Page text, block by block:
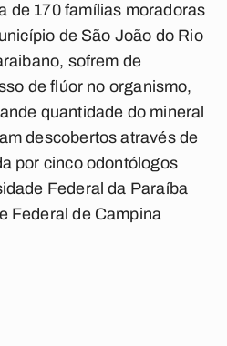
de 170 famílias moradoras
de São João do Rio
sofrem de
de flúor no organismo,
quantidade do mineral
descobertos através de
por cinco odontólogos
Federal da Paraíba
Federal de Campina